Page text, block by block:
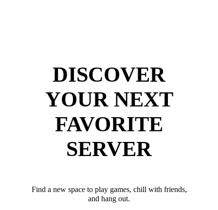
DISCOVER
YOUR NEXT
FAVORITE
SERVER
Find a new space to play games, chill with friends,
and hang out.